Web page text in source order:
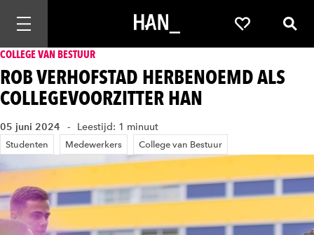
Mobiele navigatie openen Favorieten
COLLEGE VAN BESTUUR
ROB VERHOFSTAD HERBENOEMD ALS
COLLEGEVOORZITTER HAN
05 juni 2024 Leestijd: 1 minuut
Studenten Medewerkers College van Bestuur